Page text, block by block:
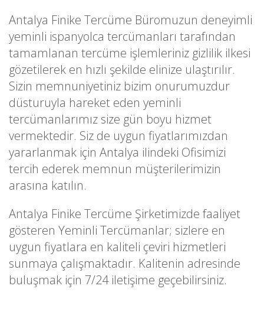
Antalya Finike Tercüme Büromuzun deneyimli
yeminli ispanyolca tercümanları tarafından
tamamlanan tercüme işlemleriniz gizlilik ilkesi
gözetilerek en hızlı şekilde elinize ulaştırılır.
Sizin memnuniyetiniz bizim onurumuzdur
düsturuyla hareket eden yeminli
tercümanlarımız size gün boyu hizmet
vermektedir. Siz de uygun fiyatlarımızdan
yararlanmak için Antalya ilindeki Ofisimizi
tercih ederek memnun müşterilerimizin
arasına katılın.
Antalya Finike Tercüme Şirketimizde faaliyet
gösteren Yeminli Tercümanlar; sizlere en
uygun fiyatlara en kaliteli çeviri hizmetleri
sunmaya çalışmaktadır. Kalitenin adresinde
buluşmak için 7/24 iletişime geçebilirsiniz.